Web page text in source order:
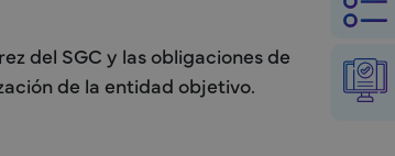
del SGC y las obligaciones de
de la entidad objetivo.